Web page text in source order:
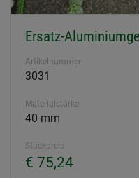
Ersatz-
Artikelnummer
3031
Materialstärke
40 mm
Stückpreis
€ 75,24